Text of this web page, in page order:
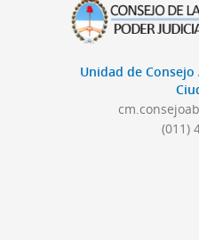
Unidad de
(011)